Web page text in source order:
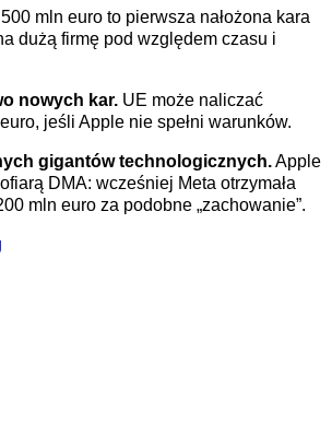
mln euro to pierwsza nałożona kara
dużą firmę pod względem czasu i
nowych kar. UE może naliczać
jeśli Apple nie spełni warunków.
gigantów technologicznych.Apple
DMA: wcześniej Meta otrzymała
mln euro za podobne „zachowanie”.